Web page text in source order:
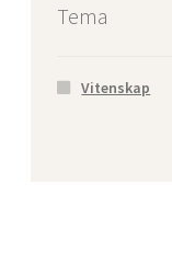
Tema
Vitenskap